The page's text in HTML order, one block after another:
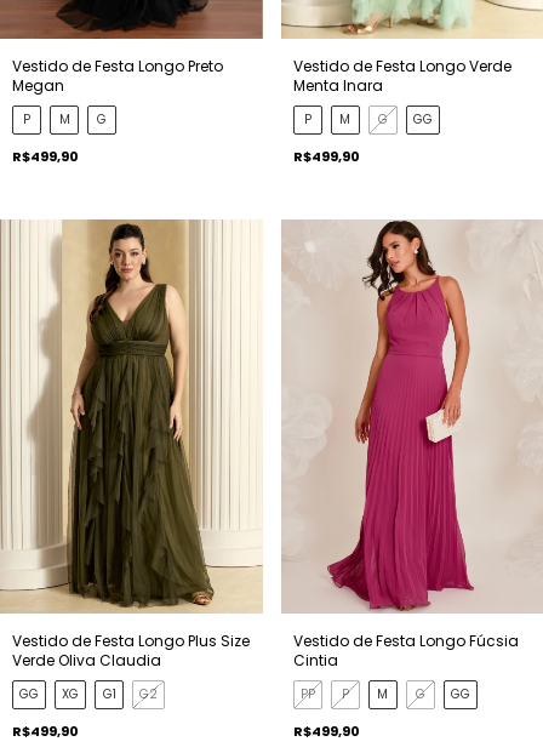
Vestido de Festa Longo Preto
Megan
P M G
R$499,90
Vestido de Festa Longo Verde
Menta Inara
P M G GG
R$499,90
Vestido de Festa Longo Plus Size
Verde Oliva Claudia
GG XG G1 G2
R$499,90
Vestido de Festa Longo Fúcsia
Cintia
PP P M G GG
R$499,90